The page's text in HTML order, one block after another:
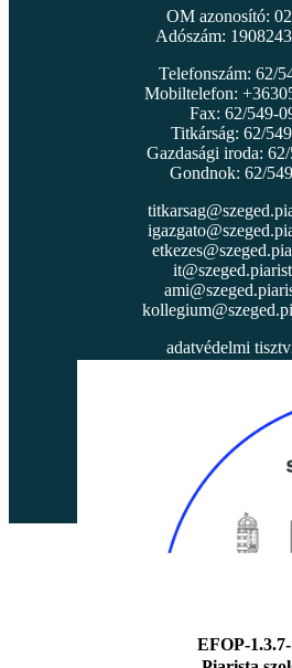
EFOP-
OM azonosító:
Adószám:
Telefonszám: 62/
Mobiltelefon:
Fax: 62/549-
Titkárság: 62/
Gazdasági iroda:
Gondnok: 62/
adatvédelmi
Iskolai
Javora Katalin